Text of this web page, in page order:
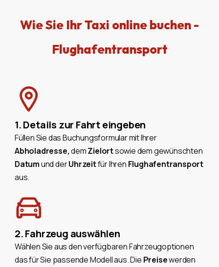
Wie Sie Ihr Taxi online buchen -
Flughafentransport
1. Details zur Fahrt eingeben
Füllen Sie das Buchungsformular mit Ihrer
Abholadresse,demZielortsowie dem gewünschten
Datumund derUhrzeitfür Ihren Flughafentransport
aus.
2. Fahrzeug auswählen
Wählen Sie aus den verfügbaren Fahrzeugoptionen
das für Sie passende Modell aus. Die Preisewerden